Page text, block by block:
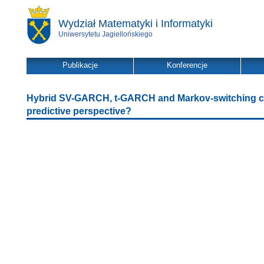
Wydział Matematyki i Informatyki
Uniwersytetu Jagiellońskiego
Publikacje Konferencje
Hybrid SV-GARCH, t-GARCH and Markov-
predictive perspective?